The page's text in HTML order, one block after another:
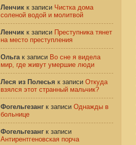
Ленчик к записи Чистка дома
соленой водой и молитвой
Ленчик к записи Преступника тянет
на место преступления
Ольгак записи Во сне я видела
мир, где живут умершие люди
Леся из Полесья к записи Откуда
взялся этот странный мальчик?
Фогельгезанг к записи Однажды в
больнице
Фогельгезанг к записи
Антирентгеновская порча